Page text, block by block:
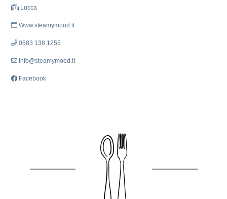
Lucca
Www.steamymood.it
0583 138 1255
Info@steamymood.it
Facebook